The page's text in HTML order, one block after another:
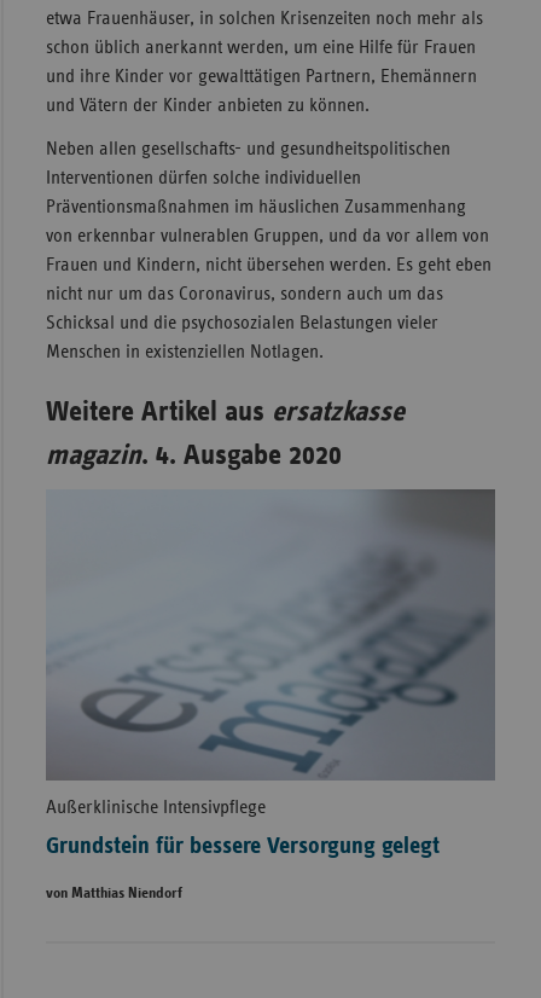
etwa Frauenhäuser, in solchen Krisenzeiten noch mehr als
schon üblich anerkannt werden, um eine Hilfe für Frauen
und ihre Kinder vor gewalttätigen Partnern, Ehemännern
und Vätern der Kinder anbieten zu können.
Neben allen gesellschafts- und gesundheitspolitischen
Interventionen dürfen solche individuellen
Präventionsmaßnahmen im häuslichen Zusammenhang
von erkennbar vulnerablen Gruppen, und da vor allem von
Frauen und Kindern, nicht übersehen werden. Es geht eben
nicht nur um das Coronavirus, sondern auch um das
Schicksal und die psychosozialen Belastungen vieler
Menschen in existenziellen Notlagen.
Weitere Artikel aus ersatzkasse
magazin. 4. Ausgabe 2020
Außerklinische Intensivpflege
Grundstein für bessere Versorgung gelegt
von Matthias Niendorf